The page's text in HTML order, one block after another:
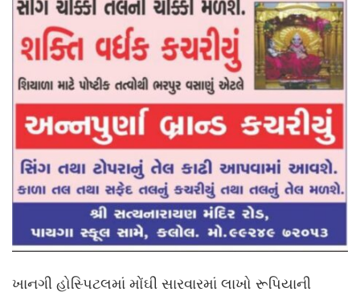
ખાનગી હોસ્પિટલમાં મોંઘી સારવારમાં લાખો રૂપિયાની